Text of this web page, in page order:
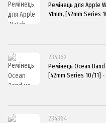
Ремінець для Apple
41mm, [42mm Series
234362
Ремінець Ocean
[42mm Series 10/11] -
234364